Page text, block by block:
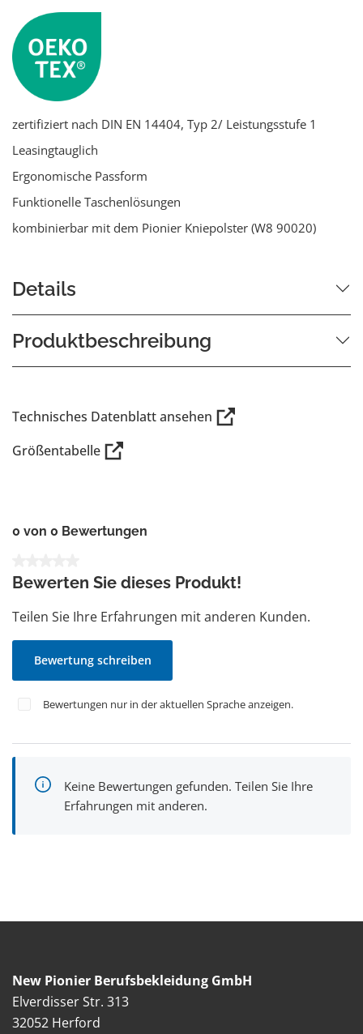
zertifiziert nach DIN EN 14404, Typ 2/ Leistungsstufe 1
Leasingtauglich
Ergonomische Passform
Funktionelle Taschenlösungen
kombinierbar mit dem Pionier Kniepolster (W8 90020)
Details
Produktbeschreibung
Technisches Datenblatt ansehen
Größentabelle
0 von 0 Bewertungen
Bewerten Sie dieses Produkt!
Teilen Sie Ihre Erfahrungen mit anderen Kunden.
Bewertung schreiben
Bewertungen nur in der aktuellen Sprache anzeigen.
Keine Bewertungen gefunden. Teilen Sie Ihre
Erfahrungen mit anderen.
New Pionier Berufsbekleidung GmbH
Elverdisser Str. 313
32052 Herford